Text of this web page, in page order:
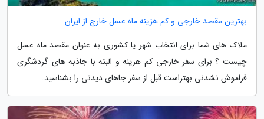
بهترین مقصد خارجی و کم هزینه ماه عسل خارج از ایران
ملاک های شما برای انتخاب شهر یا کشوری به عنوان مقصد ماه عسل
چیست ؟ برای سفر خارجی کم هزینه و البته با جاذبه های گردشگری
فراموش نشدنی بهتراست قبل از سفر جاهای دیدنی را بشناسید.